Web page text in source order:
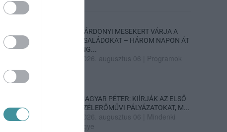
GÁRDONYI MESEKERT VÁRJA A
CSALÁDOKAT – HÁROM NAPON ÁT
ING...
2026. augusztus 06 Programok
MAGYAR PÉTER: KIÍRJÁK AZ ELSŐ
SZÉLERŐMŰVI PÁLYÁZATOKAT, M...
2026. augusztus 06
Mindenki
ügye